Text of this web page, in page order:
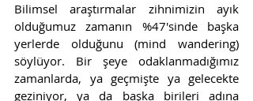
Bilimsel araştırmalar zihnimizin ayık
olduğumuz zamanın %47'sinde başka
yerlerde olduğunu (mind wandering)
söylüyor. Bir şeye odaklanmadığımız
zamanlarda, ya geçmişte ya gelecekte
geziniyor, ya da başka birileri adına